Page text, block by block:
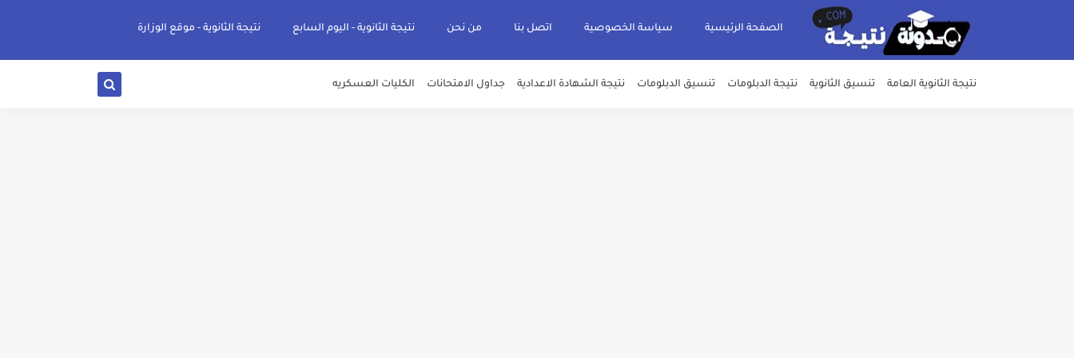
الصفحة الرئيسية سياسة الخصوصية اتصل بنا من نحن نتيجة الثانوية - اليوم السابع نتيجة الثانوية - موقع الوزارة
نتيجة الثانوية العامة تنسيق الثانوية نتيجة الدبلومات تنسيق الدبلومات نتيجة الشهادة الاعدادية جداول الامتحانات الكليات العسكريه